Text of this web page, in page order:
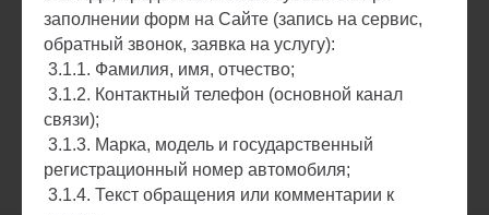
заполнении форм на Сайте (запись на сервис,
обратный звонок, заявка на услугу):
3.1.1. Фамилия, имя, отчество;
3.1.2. Контактный телефон (основной канал
связи);
3.1.3. Марка, модель и государственный
регистрационный номер автомобиля;
3.1.4. Текст обращения или комментарии к